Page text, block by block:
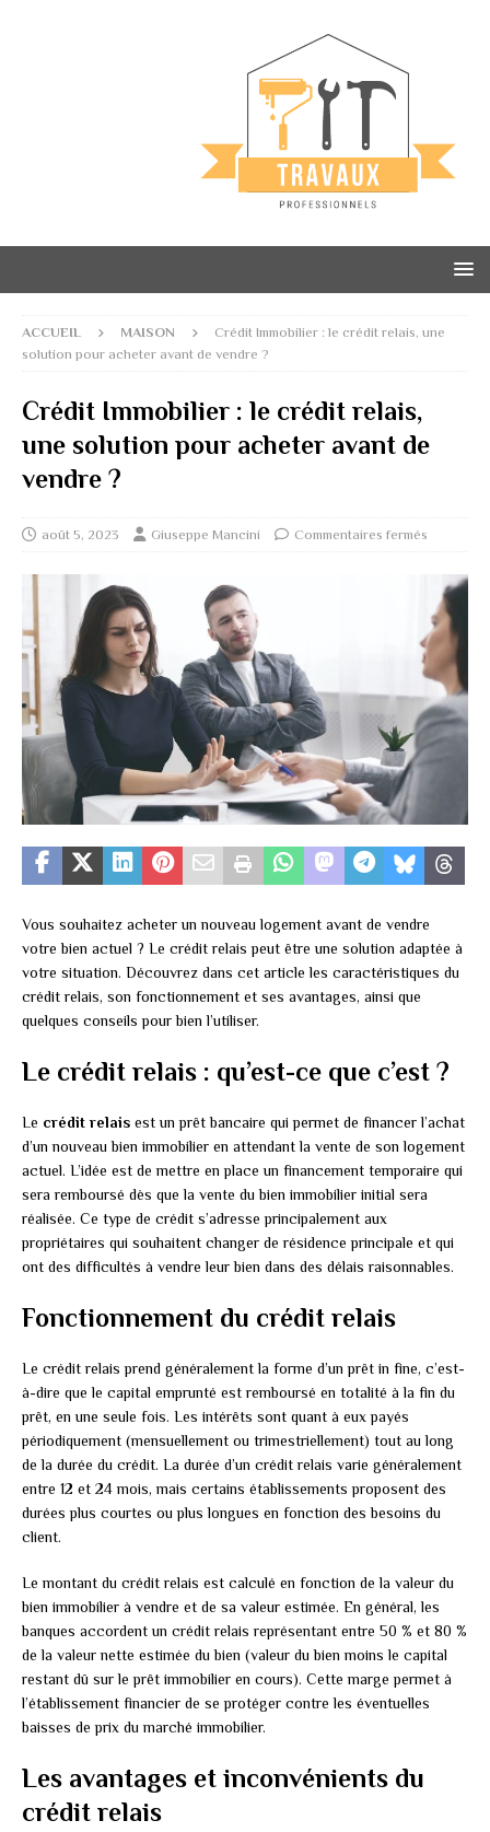
ACCUEIL MAISON
Crédit Immobilier : le crédit relais, une
solution pour acheter avant de vendre ?
Crédit Immobilier : le crédit relais,
une solution pour acheter avant de
vendre ?
août 5, 2023 Giuseppe Mancini Commentaires fermés
Vous souhaitez acheter un nouveau logement avant de vendre
votre bien actuel ? Le crédit relais peut être une solution adaptée à
votre situation. Découvrez dans cet article les caractéristiques du
crédit relais, son fonctionnement et ses avantages, ainsi que
quelques conseils pour bien l’utiliser.
Le crédit relais : qu’est-ce que c’est ?
Le crédit relais est un prêt bancaire qui permet de financer l’achat
d’un nouveau bien immobilier en attendant la vente de son logement
actuel. L’idée est de mettre en place un financement temporaire qui
sera remboursé dès que la vente du bien immobilier initial sera
réalisée. Ce type de crédit s’adresse principalement aux
propriétaires qui souhaitent changer de résidence principale et qui
ont des difficultés à vendre leur bien dans des délais raisonnables.
Fonctionnement du crédit relais
Le crédit relais prend généralement la forme d’un prêt in fine, c’est-
à-dire que le capital emprunté est remboursé en totalité à la fin du
prêt, en une seule fois. Les intérêts sont quant à eux payés
périodiquement (mensuellement ou trimestriellement) tout au long
de la durée du crédit. La durée d’un crédit relais varie généralement
entre 12 et 24 mois, mais certains établissements proposent des
durées plus courtes ou plus longues en fonction des besoins du
client.
Le montant du crédit relais est calculé en fonction de la valeur du
bien immobilier à vendre et de sa valeur estimée. En général, les
banques accordent un crédit relais représentant entre 50 % et 80 %
de la valeur nette estimée du bien (valeur du bien moins le capital
restant dû sur le prêt immobilier en cours). Cette marge permet à
l’établissement financier de se protéger contre les éventuelles
baisses de prix du marché immobilier.
Les avantages et inconvénients du
crédit relais